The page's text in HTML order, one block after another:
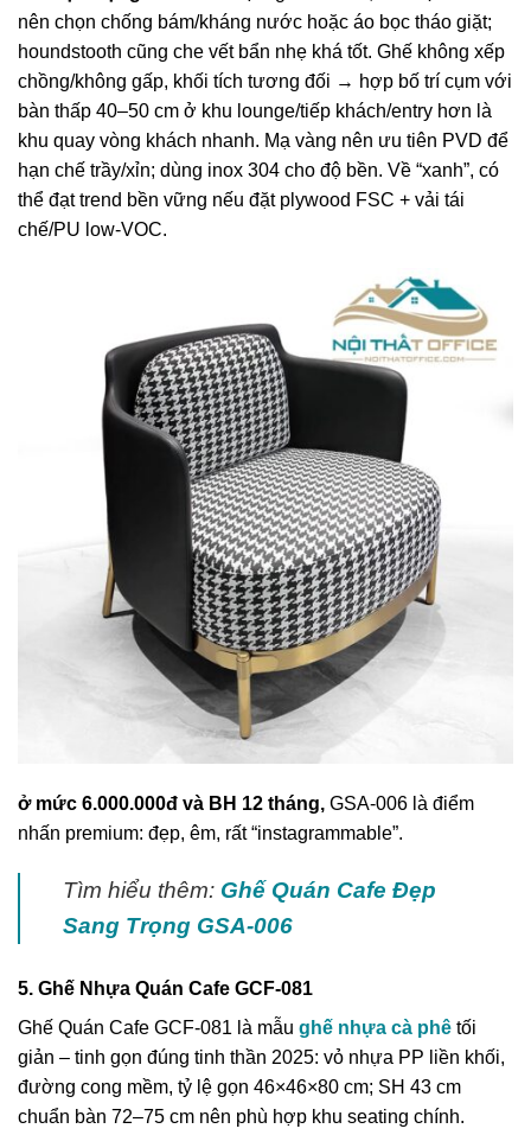
nên chọn chống bám/kháng nước hoặc áo bọc tháo giặt;
houndstooth cũng che vết bẩn nhẹ khá tốt. Ghế không xếp
chồng/không gấp, khối tích tương đối → hợp bố trí cụm với
bàn thấp 40–50 cm ở khu lounge/tiếp khách/entry hơn là
khu quay vòng khách nhanh. Mạ vàng nên ưu tiên PVD để
hạn chế trầy/xỉn; dùng inox 304 cho độ bền. Về “xanh”, có
thể đạt trend bền vững nếu đặt plywood FSC + vải tái
chế/PU low-VOC.
ở mức 6.000.000đ và BH 12 tháng, GSA-006 là điểm
nhấn premium: đẹp, êm, rất “instagrammable”.
Tìm hiểu thêm: Ghế Quán Cafe Đẹp
Sang Trọng GSA-006
5. Ghế Nhựa Quán Cafe GCF-081
Ghế Quán Cafe GCF-081 là mẫu ghế nhựa cà phê tối
giản – tinh gọn đúng tinh thần 2025: vỏ nhựa PP liền khối,
đường cong mềm, tỷ lệ gọn 46×46×80 cm; SH 43 cm
chuẩn bàn 72–75 cm nên phù hợp khu seating chính.